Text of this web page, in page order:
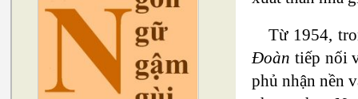
Từ 1954,
Đoàn tiếp nối
phủ nhận nền